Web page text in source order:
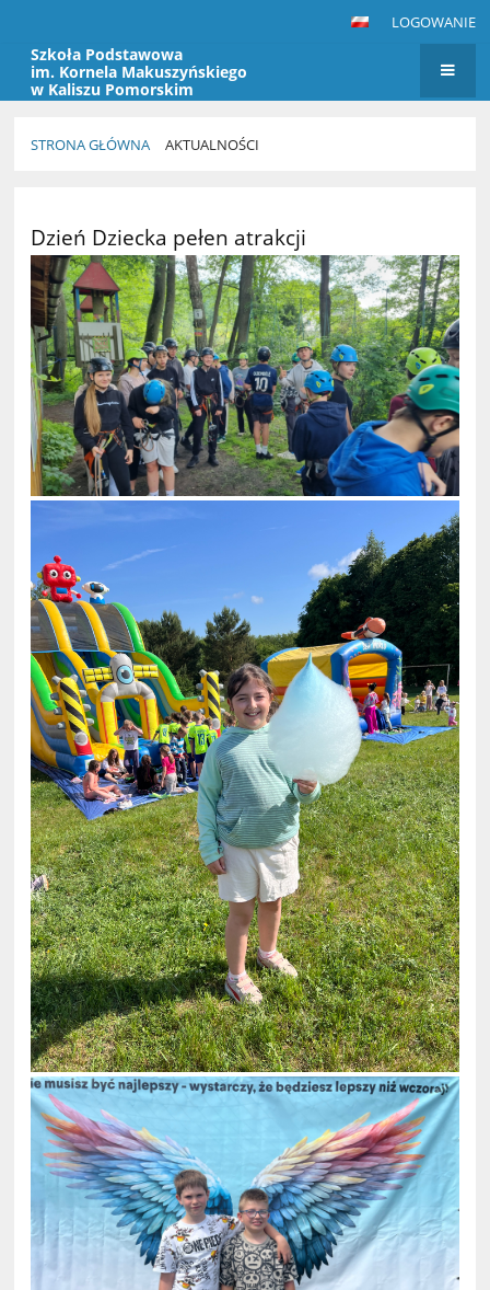
LOGOWANIE
Szkoła Podstawowa
im. Kornela Makuszyńskiego
w Kaliszu Pomorskim
STRONA GŁÓWNA AKTUALNOŚCI
Dzień Dziecka pełen atrakcji